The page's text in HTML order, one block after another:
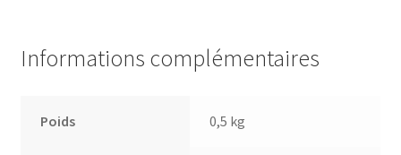
Informations complémentaires
Poids 0,5 kg